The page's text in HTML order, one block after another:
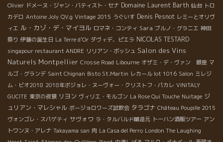
Olivier ドメーヌ・ジャン・バティスト・セナ Domaine Laurent Barth 仙台 トロ
カデロ Antoine Joly QV.g Vintage 2015 うぐいす Denis Pesnot レミーとオリヴ
ィエ ル・カゾ・デ・マイヨル ロマネ・コンティ Sara ブルノ・グラニエ 神田
祭り 伊藤の誕生日 La Terre d'Or ダヴィデ、ピエラ NICOLAS TESTARD
singapour restaurant ANDRE リリアン・ボッシュ Salon des Vins
Naturels Montpellier Crosse Road Libourne オザミ・デ・ヴァン 銀座 マ
ルゴ・グランデ Saint Chignan Bisto St.Martin レカール lot 1016 Salon ミレジ
ム・ビオ2018 2018年ボジョレ・ヌーヴォー・クリストフ・パカレ VINITALY
GUCITE 東京の夜景 リヨン ヴィリエ・モルゴン La Rose Qui Touche Nuitage ジ
ュリアン・マレシャル ボージョロワーズ試飲会 タラゴナ Château Poupille 2015
ヴォンゴレ・スパゲティ サヴォワ ラ・タルバルド醸造元 トーハン酒販ツアー アン
トワンヌ・アレナ Takayama san 肉 La Casa del Perro London The Laughing